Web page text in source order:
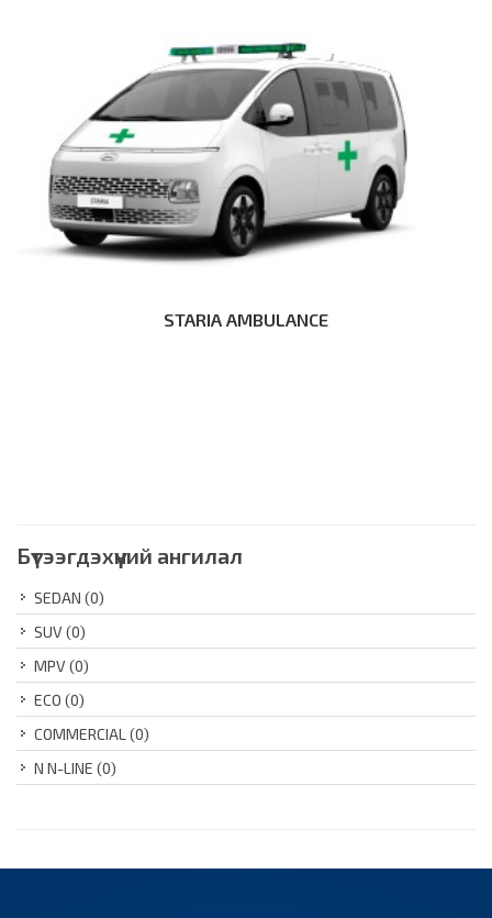
ДэлгэрэнгүйSTARIA AMBULANCE
Бүтээгдэхүүний ангилал
SEDAN (0)
SUV(0)
MPV(0)
ECO (0)
COMMERCIAL (0)
N N-LINE (0)